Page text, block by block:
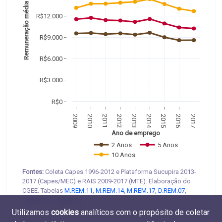
2009 2010 2011 2012 2013 2014 2015 2016 2017
R$0
R$3.000
R$6.000
R$9.000
R$12.000
2 Anos
5 Anos
10 Anos
Ano de emprego
Remuneração média
Fontes: Coleta Capes 1996-2012 e Plataforma Sucupira 2013-
2017 (Capes/MEC) e RAIS 2009-2017 (MTE). Elaboração do
CGEE. Tabelas M.REM.11, M.REM.14, M.REM.17, D.REM.07,
Utilizamos cookies analíticos com o propósito de coletar